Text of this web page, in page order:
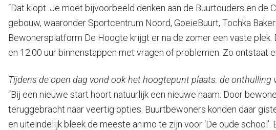
“Dat klopt. Je moet bijvoorbeeld denken aan de Buurtouders en
gebouw, waaronder Sportcentrum Noord, GoeieBuurt, Tochka
Bewonersplatform De Hoogte krijgt er na de zomer een vaste
en 12.00 uur binnenstappen met vragen of problemen. Zo ontstaat
Tijdens de open dag vond ook het hoogtepunt plaats: de onthulling
“Bij een nieuwe start hoort natuurlijk een nieuwe naam. Door
teruggebracht naar veertig opties. Buurtbewoners konden daar
en uiteindelijk bleek de meeste animo te zijn voor ‘De oude